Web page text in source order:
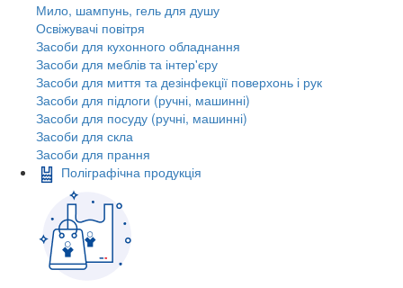
Мило, шампунь, гель для душу
Освіжувачі повітря
Засоби для кухонного обладнання
Засоби для меблів та інтер'єру
Засоби для миття та дезінфекції поверхонь і рук
Засоби для підлоги (ручні, машинні)
Засоби для посуду (ручні, машинні)
Засоби для скла
Засоби для прання
Поліграфічна продукція